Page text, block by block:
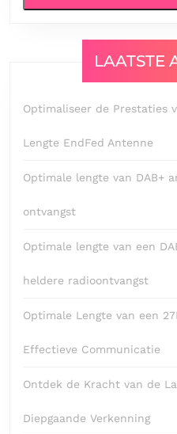
LAATSTE
Optimaliseer de Prestaties
Lengte EndFed Antenne
Optimale lengte van DAB+
ontvangst
Optimale lengte van een
heldere radioontvangst
Optimale Lengte van een
Effectieve Communicatie
Ontdek de Kracht van de
Diepgaande Verkenning